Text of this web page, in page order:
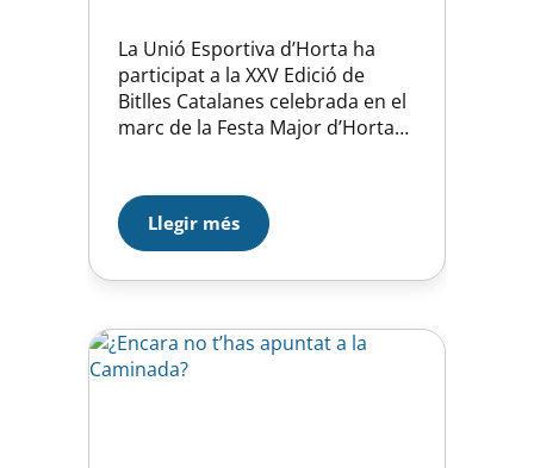
La Unió Esportiva d’Horta ha
participat a la XXV Edició de
Bitlles Catalanes celebrada en el
marc de la Festa Major d’Horta
Canet i en Josep Maria Castellà
han representat al’Àrea Social de
la Unió Esportiva d’Horta en
aquesta tradicional activitat
d’Horta.
Llegir més